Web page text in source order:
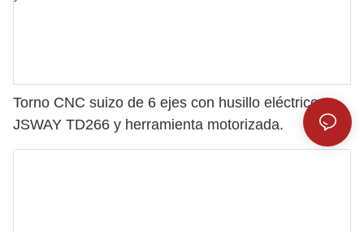
Torno CNC suizo de 6 ejes con husillo eléctrico
JSWAY TD266 y herramienta motorizada.